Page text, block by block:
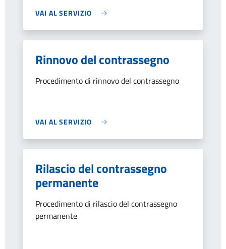
VAI AL SERVIZIO
Rinnovo del contrassegno
Procedimento di rinnovo del contrassegno
VAI AL SERVIZIO
Rilascio del contrassegno
permanente
Procedimento di rilascio del contrassegno
permanente